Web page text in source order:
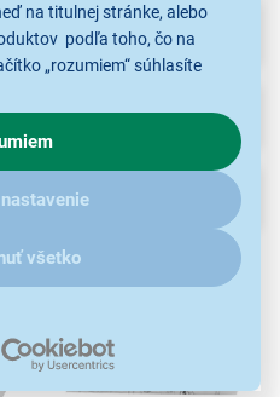
na titulnej stránke, alebo
podľa toho, čo na
„rozumiem“ súhlasíte
cielených reklám.
ako u nás s cookies a
sem.
všetko
(1)